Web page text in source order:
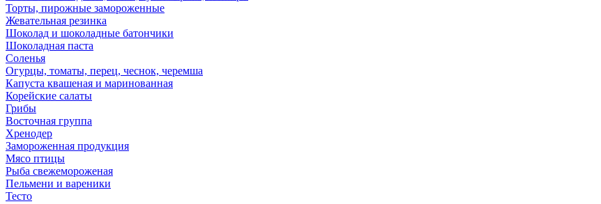
Торты, пирожные замороженные
Жевательная резинка
Шоколад и шоколадные батончики
Шоколадная паста
Соленья
Огурцы, томаты, перец, чеснок, черемша
Капуста квашеная и маринованная
Корейские салаты
Грибы
Восточная группа
Хренодер
Замороженная продукция
Мясо птицы
Рыба свежемороженая
Пельмени и вареники
Тесто